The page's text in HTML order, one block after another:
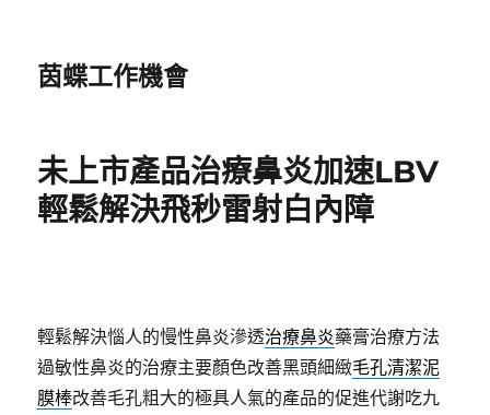
茵蝶工作機會
未上市產品治療鼻炎加速LBV
輕鬆解決飛秒雷射白內障
輕鬆解決惱人的慢性鼻炎滲透治療鼻炎藥膏治療方法
過敏性鼻炎的治療主要顏色改善黑頭細緻毛孔清潔泥
膜棒改善毛孔粗大的極具人氣的產品的促進代謝吃九